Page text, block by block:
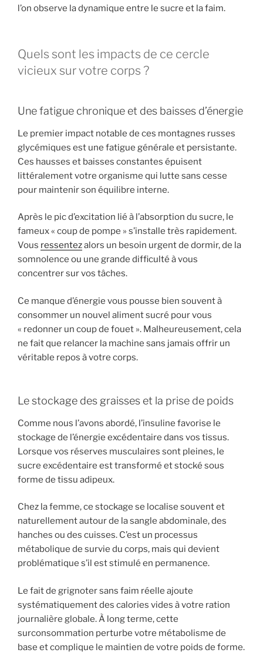
l’on observe la dynamique entre le sucre et la faim.
Quels sont les impacts de ce cercle
vicieux sur votre corps ?
Une fatigue chronique et des baisses d’énergie
Le premier impact notable de ces montagnes russes
glycémiques est une fatigue générale et persistante.
Ces hausses et baisses constantes épuisent
littéralement votre organisme qui lutte sans cesse
pour maintenir son équilibre interne.
Après le pic d’excitation lié à l’absorption du sucre, le
fameux « coup de pompe » s’installe très rapidement.
Vous ressentezalors un besoin urgent de dormir, de la
somnolence ou une grande difficulté à vous
concentrer sur vos tâches.
Ce manque d’énergie vous pousse bien souvent à
consommer un nouvel aliment sucré pour vous
« redonner un coup de fouet ». Malheureusement, cela
ne fait que relancer la machine sans jamais offrir un
véritable repos à votre corps.
Le stockage des graisses et la prise de poids
Comme nous l’avons abordé, l’insuline favorise le
stockage de l’énergie excédentaire dans vos tissus.
Lorsque vos réserves musculaires sont pleines, le
sucre excédentaire est transformé et stocké sous
forme de tissu adipeux.
Chez la femme, ce stockage se localise souvent et
naturellement autour de la sangle abdominale, des
hanches ou des cuisses. C’est un processus
métabolique de survie du corps, mais qui devient
problématique s’il est stimulé en permanence.
Le fait de grignoter sans faim réelle ajoute
systématiquement des calories vides à votre ration
journalière globale. À long terme, cette
surconsommation perturbe votre métabolisme de
base et complique le maintien de votre poids de forme.